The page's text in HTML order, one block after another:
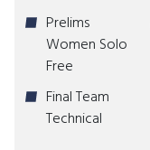
Prelims
Women Solo
Free
Final Team
Technical